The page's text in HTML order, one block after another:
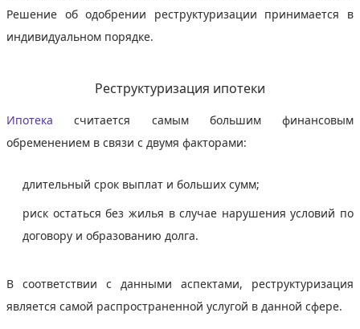
Решение об одобрении реструктуризации принимается в
индивидуальном порядке.
Реструктуризация ипотеки
Ипотека считается самым большим финансовым
обременением в связи с двумя факторами:
длительный срок выплат и больших сумм;
риск остаться без жилья в случае нарушения условий по
договору и образованию долга.
В соответствии с данными аспектами, реструктуризация
является самой распространенной услугой в данной сфере.